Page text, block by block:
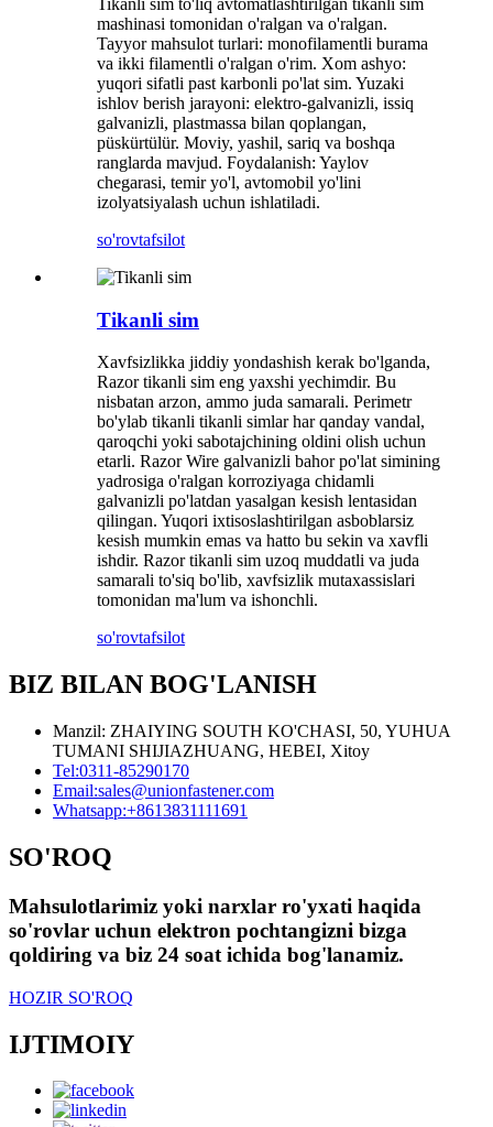
mashinasi tomonidan o'ralgan va o'ralgan.
Tayyor mahsulot turlari: monofilamentli burama
va ikki filamentli o'ralgan o'rim. Xom ashyo:
yuqori sifatli past karbonli po'lat sim. Yuzaki
ishlov berish jarayoni: elektro-galvanizli, issiq
galvanizli, plastmassa bilan qoplangan,
püskürtülür. Moviy, yashil, sariq va boshqa
ranglarda mavjud. Foydalanish: Yaylov
chegarasi, temir yo'l, avtomobil yo'lini
izolyatsiyalash uchun ishlatiladi.
so'rovtafsilot
Tikanli sim
Xavfsizlikka jiddiy yondashish kerak bo'lganda,
Razor tikanli sim eng yaxshi yechimdir. Bu
nisbatan arzon, ammo juda samarali. Perimetr
bo'ylab tikanli tikanli simlar har qanday vandal,
qaroqchi yoki sabotajchining oldini olish uchun
etarli. Razor Wire galvanizli bahor po'lat simining
yadrosiga o'ralgan korroziyaga chidamli
galvanizli po'latdan yasalgan kesish lentasidan
qilingan. Yuqori ixtisoslashtirilgan asboblarsiz
kesish mumkin emas va hatto bu sekin va xavfli
ishdir. Razor tikanli sim uzoq muddatli va juda
samarali to'siq bo'lib, xavfsizlik mutaxassislari
tomonidan ma'lum va ishonchli.
so'rovtafsilot
BIZ BILAN BOG'LANISH
Manzil: ZHAIYING SOUTH KO'CHASI, 50, YUHUA
TUMANI SHIJIAZHUANG, HEBEI, Xitoy
Tel:0311-85290170
Email:sales@unionfastener.com
Whatsapp:+8613831111691
SO'ROQ
Mahsulotlarimiz yoki narxlar ro'yxati haqida
so'rovlar uchun elektron pochtangizni bizga
qoldiring va biz 24 soat ichida bog'lanamiz.
HOZIR SO'ROQ
IJTIMOIY